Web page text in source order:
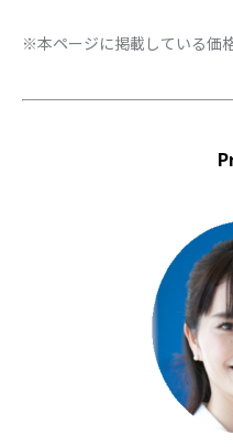
※本ページに掲載している価